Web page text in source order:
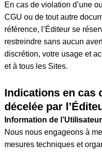
En cas de violation d’une
CGU ou de tout autre
référence, l’Éditeur se
restreindre sans aucun
discrétion, votre usage et
et à tous les Sites.
Indications en cas
décelée par
Information de
Nous nous engageons à
mesures techniques et